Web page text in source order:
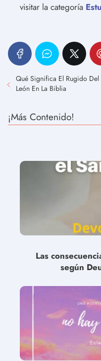
visitar la categoría
Qué Significa El Rugido Del
León En La Biblia
¡Más Contenido!
Las
según